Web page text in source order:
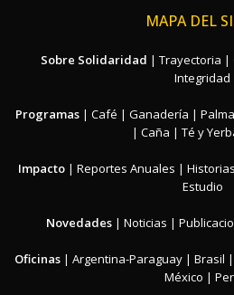
MAPA DEL
Sobre Solidaridad | Trayectoria |
Integridad
Programas | Café | Ganadería | Palma
| Caña | Té y
Impacto | Reportes Anuales |
Estudio
Novedades| Noticias |
Oficinas | Argentina-Paraguay | Brasil |
México |